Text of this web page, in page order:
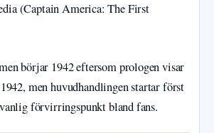
(Captain America: The First
börjar 1942 eftersom prologen visar
men huvudhandlingen startar först
förvirringspunkt bland fans.